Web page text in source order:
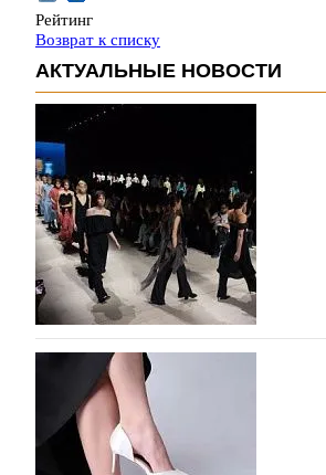
Рейтинг
Возврат к списку
АКТУАЛЬНЫЕ НОВОСТИ
На участие в Московской
На участие в седьмой Московской
октября, уже подано 1047
которых не были представлены в…